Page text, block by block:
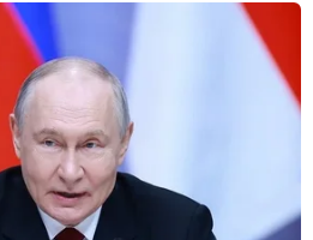
vào dải phân cách giữa